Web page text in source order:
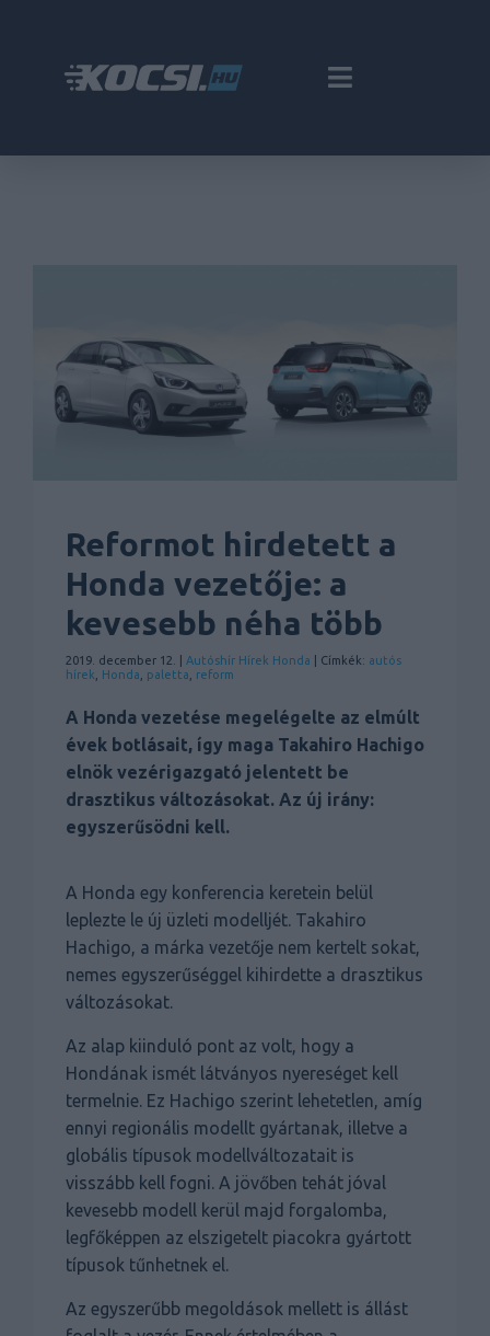
Reformot hirdetett a
Honda vezetője: a
kevesebb néha több
2019. december 12. | Autóshír Hírek Honda | Címkék: autós
hírek
Honda paletta reform
A Honda vezetése megelégelte az elmúlt
évek botlásait, így maga Takahiro Hachigo
elnök vezérigazgató jelentett be
drasztikus változásokat. Az új irány:
egyszerűsödni kell.
A Honda egy konferencia keretein belül
leplezte le új üzleti modelljét. Takahiro
Hachigo, a márka vezetője nem kertelt sokat,
nemes egyszerűséggel kihirdette a drasztikus
változásokat.
Az alap kiinduló pont az volt, hogy a
Hondának ismét látványos nyereséget kell
termelnie. Ez Hachigo szerint lehetetlen, amíg
ennyi regionális modellt gyártanak, illetve a
globális típusok modellváltozatait is
visszább kell fogni. A jövőben tehát jóval
kevesebb modell kerül majd forgalomba,
legfőképpen az elszigetelt piacokra gyártott
típusok tűnhetnek el.
Az egyszerűbb megoldások mellett is állást